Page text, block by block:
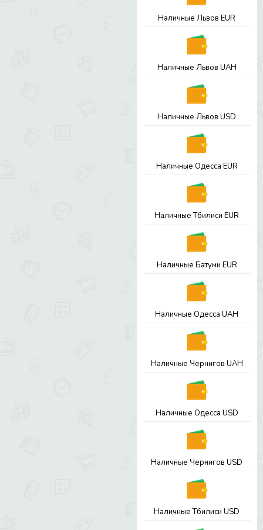
Наличные Львов EUR
Наличные Львов UAH
Наличные Львов USD
Наличные Одесса EUR
Наличные Тбилиси EUR
Наличные Батуми EUR
Наличные Одесса UAH
Наличные Чернигов UAH
Наличные Одесса USD
Наличные Чернигов USD
Наличные Тбилиси USD